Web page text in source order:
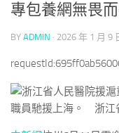
專包養網無畏
BY ADMIN · 2026 年 1 月 9
職員馳援上海。 浙江